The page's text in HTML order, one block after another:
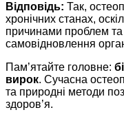
Відповідь: Так,
хронічних станах,
причинами проблем та
самовідновлення
Пам’ятайте головне:
вирок. Сучасна
та природні методи
здоров’я.